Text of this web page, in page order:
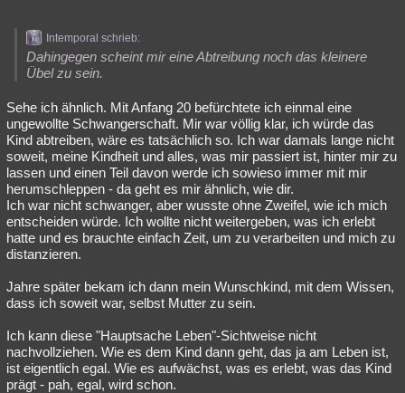
Intemporal schrieb:
Dahingegen scheint mir eine Abtreibung noch das kleinere
Übel zu sein.
Sehe ich ähnlich. Mit Anfang 20 befürchtete ich einmal eine
ungewollte Schwangerschaft. Mir war völlig klar, ich würde das
Kind abtreiben, wäre es tatsächlich so. Ich war damals lange nicht
soweit, meine Kindheit und alles, was mir passiert ist, hinter mir zu
lassen und einen Teil davon werde ich sowieso immer mit mir
herumschleppen - da geht es mir ähnlich, wie dir.
Ich war nicht schwanger, aber wusste ohne Zweifel, wie ich mich
entscheiden würde. Ich wollte nicht weitergeben, was ich erlebt
hatte und es brauchte einfach Zeit, um zu verarbeiten und mich zu
distanzieren.
Jahre später bekam ich dann mein Wunschkind, mit dem Wissen,
dass ich soweit war, selbst Mutter zu sein.
Ich kann diese "Hauptsache Leben"-Sichtweise nicht
nachvollziehen. Wie es dem Kind dann geht, das ja am Leben ist,
ist eigentlich egal. Wie es aufwächst, was es erlebt, was das Kind
prägt - pah, egal, wird schon.